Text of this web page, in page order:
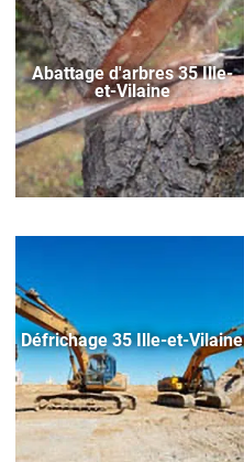
Abattage d'arbres 35 Ille-
et-Vilaine
Défrichage 35 Ille-et-Vilaine